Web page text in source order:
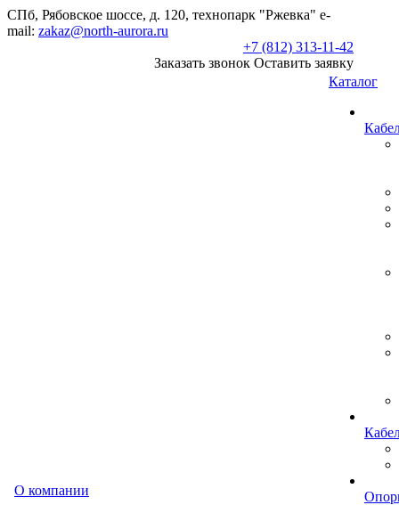
СПб, Рябовское шоссе, д. 120, технопарк "Ржевка" e-
mail: zakaz@north-aurora.ru
+7 (812) 313-11-42
Заказать звонок Оставить заявку
О компании
Каталог